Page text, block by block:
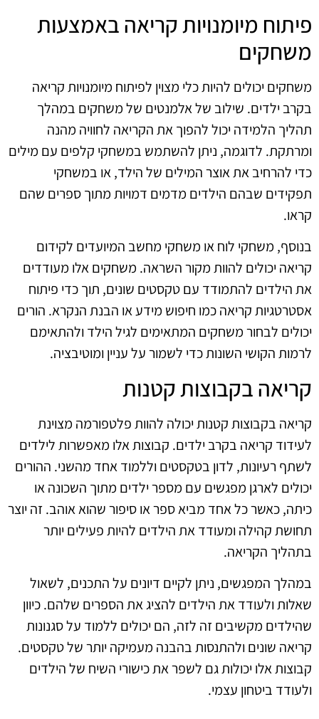
פיתוח מיומנויות קריאה באמצעות
משחקים
משחקים יכולים להיות כלי מצוין לפיתוח מיומנויות קריאה
בקרב ילדים. שילוב של אלמנטים של משחקים במהלך
תהליך הלמידה יכול להפוך את הקריאה לחוויה מהנה
ומרתקת. לדוגמה, ניתן להשתמש במשחקי קלפים עם מילים
כדי להרחיב את אוצר המילים של הילד, או במשחקי
תפקידים שבהם הילדים מדמים דמויות מתוך ספרים שהם
קראו.
בנוסף, משחקי לוח או משחקי מחשב המיועדים לקידום
קריאה יכולים להוות מקור השראה. משחקים אלו מעודדים
את הילדים להתמודד עם טקסטים שונים, תוך כדי פיתוח
אסטרטגיות קריאה כמו חיפוש מידע או הבנת הנקרא. הורים
יכולים לבחור משחקים המתאימים לגיל הילד ולהתאימם
לרמות הקושי השונות כדי לשמור על עניין ומוטיבציה.
קריאה בקבוצות קטנות
קריאה בקבוצות קטנות יכולה להוות פלטפורמה מצוינת
לעידוד קריאה בקרב ילדים. קבוצות אלו מאפשרות לילדים
לשתף רעיונות, לדון בטקסטים וללמוד אחד מהשני. ההורים
יכולים לארגן מפגשים עם מספר ילדים מתוך השכונה או
כיתה, כאשר כל אחד מביא ספר או סיפור שהוא אוהב. זה יוצר
תחושת קהילה ומעודד את הילדים להיות פעילים יותר
בתהליך הקריאה.
במהלך המפגשים, ניתן לקיים דיונים על התכנים, לשאול
שאלות ולעודד את הילדים להציג את הספרים שלהם. כיוון
שהילדים מקשיבים זה לזה, הם יכולים ללמוד על סגנונות
קריאה שונים ולהתנסות בהבנה מעמיקה יותר של טקסטים.
קבוצות אלו יכולות גם לשפר את כישורי השיח של הילדים
ולעודד ביטחון עצמי.